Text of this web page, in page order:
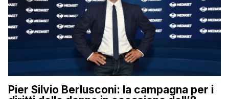
Pier Silvio Berlusconi: la campagna per i